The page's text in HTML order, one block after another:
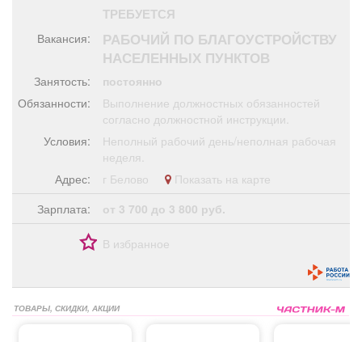
Обучение
Товары Поздравления Погода
ТВ программа
ТРЕБУЕТСЯ
Вакансия:
РАБОЧИЙ ПО БЛАГОУСТРОЙСТВУ
НАСЕЛЕННЫХ ПУНКТОВ
Занятость:
постоянно
Обязанности:
Выполнение должностных обязанностей
согласно должностной инструкции.
Условия:
Неполный рабочий день/неполная рабочая
неделя.
Адрес:
г Белово
Показать на карте
Зарплата:
от 3 700 до 3 800 руб.
В избранное
ТОВАРЫ, СКИДКИ, АКЦИИ